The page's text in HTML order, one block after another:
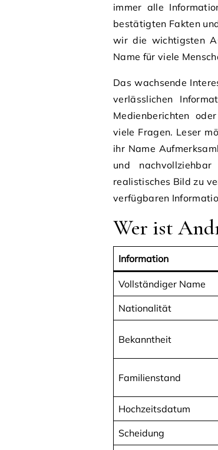
immer alle
bestätigten Fakten
wir die wichtigsten
Name für viele
Das wachsende
verlässlichen
Medienberichten
viele Fragen. Leser
ihr Name
und
realistisches Bild zu
verfügbaren
Wer ist
Information
Vollständiger Name
Nationalität
Bekanntheit
Familienstand
Hochzeitsdatum
Scheidung